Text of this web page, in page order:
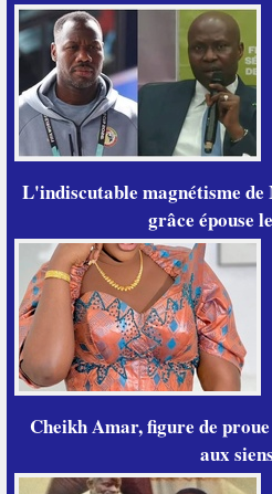
L'indiscutable magnétisme
grâce épouse
Cheikh Amar, figure de
aux siens